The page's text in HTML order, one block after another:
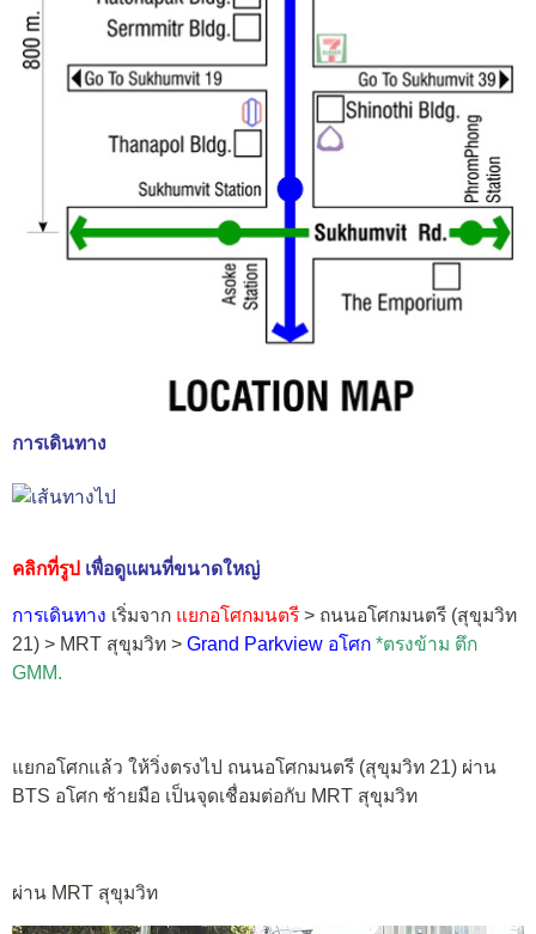
การเดินทาง
คลิกที่รูป เพื่อดูแผนที่ขนาดใหญ่
การเดินทาง เริ่มจาก แยกอโศกมนตรี > ถนนอโศกมนตรี (สุขุมวิท
21) > MRT สุขุมวิท > Grand Parkview อโศก *ตรงข้าม ตึก
GMM.
แยกอโศกแล้ว ให้วิ่งตรงไป ถนนอโศกมนตรี (สุขุมวิท 21) ผ่าน
BTS อโศก ซ้ายมือ เป็นจุดเชื่อมต่อกับ MRT สุขุมวิท
ผ่าน MRT สุขุมวิท